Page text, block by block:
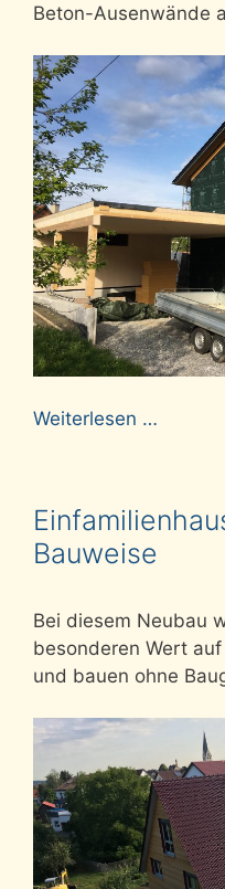
Beton-Ausenwände
Weiterlesen …
Bauweise
Bei diesem Neubau
besonderen Wert
und bauen ohne